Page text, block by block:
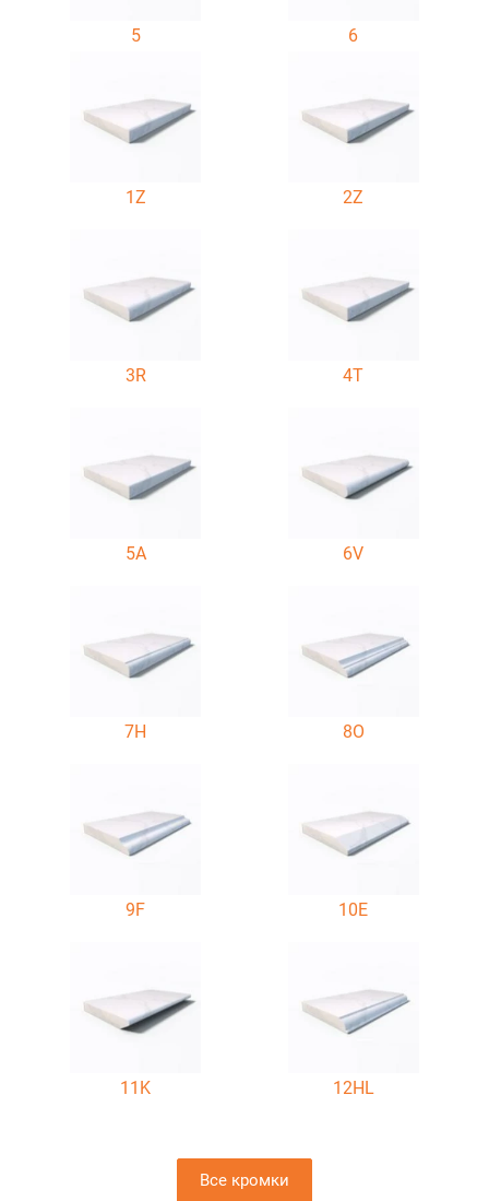
5 6
1Z 2Z
3R 4T
5A 6V
7H 8O
9F 10E
11K 12HL
Все кромки